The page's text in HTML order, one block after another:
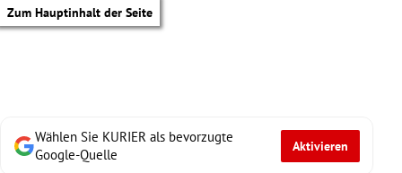
Zum Hauptinhalt der Seite
Wählen Sie KURIER als bevorzugte
Google-Quelle
Aktivieren